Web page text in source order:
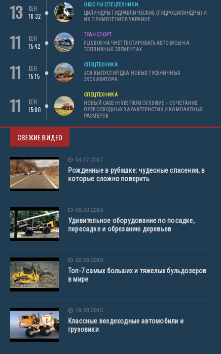
13
СЕН
10:32
ОБЗОРЫ СПЕЦТЕХНИКИ
ЦИЛИНДРЫ ГИДРАВЛИЧЕСКИЕ (ГИДРОЦИЛИНДРЫ) И
ИХ ПРИМЕНЕНИЕ В УКРАИНЕ
11
СЕН
15:42
ТРАНСПОРТ
FLIXBUS НАЧНЕТ ТЕСТИРОВАТЬ АВТОБУСЫ НА
ТОПЛИВНЫХ ЭЛЕМЕНТАХ
11
СЕН
15:15
СПЕЦТЕХНИКА
JCB ВЫПУСТИЛ ДВА НОВЫХ ГУСЕНИЧНЫХ
ЭКСКАВАТОРА
11
СЕН
15:00
СПЕЦТЕХНИКА
НОВЫЙ CASE IH VESTRUM CVXDRIVE – СОЧЕТАНИЕ
ПРЕВОСХОДНЫХ ХАРАКТЕРИСТИК И КОМПАКТНЫХ
РАЗМЕРОВ
СВЕЖИЕ ВИДЕО
04.07.2017
Рожденные в рубашке: чудесные спасения, в
которые сложно поверить
08.09.2016
Удивительное оборудование по посадке,
пересадке и обрезанию деревьев
02.09.2016
Топ-7 самых больших и тяжелых бульдозеров
в мире
19.08.2016
Классные вездеходные автомобили и
грузовики